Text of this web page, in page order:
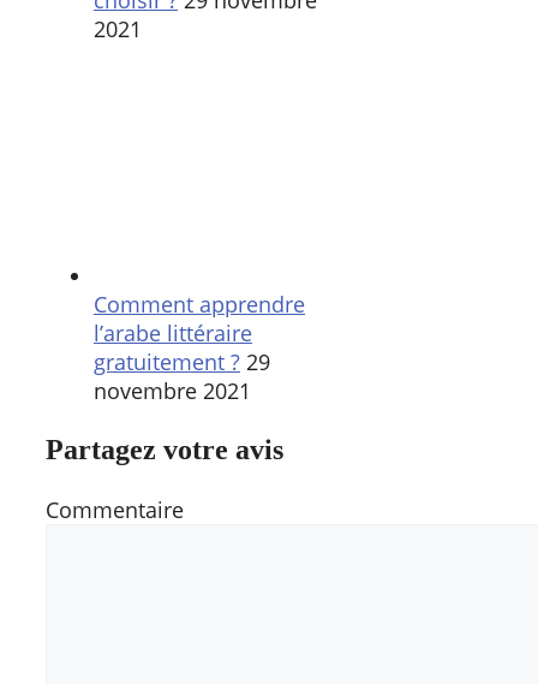
2021
Comment apprendre
l’arabe littéraire
gratuitement ? 29
novembre 2021
Partagez votre avis
Commentaire